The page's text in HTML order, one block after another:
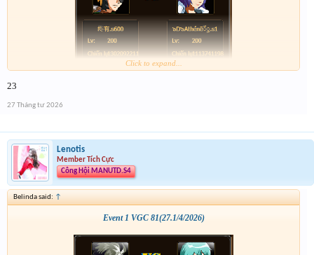
Click to expand...
23
27 Tháng tư 2026
Lenotis
Member Tích Cực
Công Hội MANUTD.S4
Belinda said: ↑
Event 1 VGC 81(27.1/4/2026)